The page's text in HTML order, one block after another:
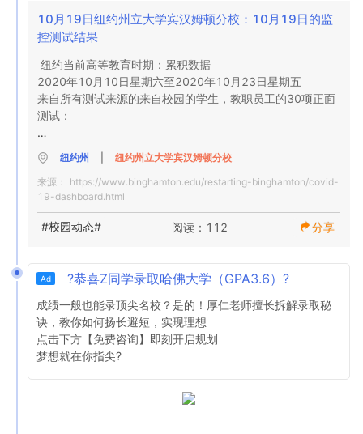
阳性
NA
全面测试
NA
阳性
NA
全面测试
阳性
NA
阳性
百得学生健康服务部的诊断测试结果
8
全面测试
0％
阳性
布鲁姆县卫生署对检测结果进行了验证
10月19日纽约州立大学宾汉姆顿分校：10月19日的监
控测试结果
纽约当前高等教育时期：累积数据
2020年10月10日星期六至2020年10月23日星期五
来自所有测试来源的来自校园的学生，教职员工的30项正面
测试：
11-旧联盟大厅的校园内监控测试
7-有症状学生的百得学生健康服务测试
12-布鲁姆县卫生部报告给我们的测试自我报告测试
每日数据
2020年10月19日，星期一
671
全面测试
4
阳性
纽约州
纽约州立大学宾汉姆顿分校
来源： https://www.binghamton.edu/restarting-binghamton/covid-
19-dashboard.html
#校园动态# 阅读：112 分享
Ad ?恭喜Z同学录取哈佛大学（GPA3.6）?
成绩一般也能录顶尖名校？是的！厚仁老师擅长拆解录取秘
诀，教你如何扬长避短，实现理想
点击下方【免费咨询】即刻开启规划
梦想就在你指尖?